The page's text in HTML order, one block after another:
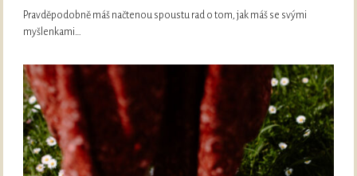
Pravděpodobně máš načtenou spoustu rad o tom, jak máš se svými
myšlenkami…